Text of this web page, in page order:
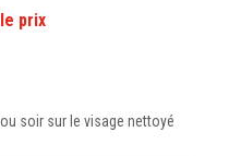
soir sur le visage nettoyé